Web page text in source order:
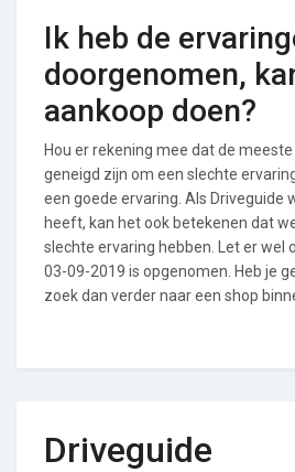
Ik heb de
doorgenomen,
aankoop doen?
Hou er rekening mee dat de
geneigd zijn om een slechte
een goede ervaring. Als Driveguide
heeft, kan het ook betekenen dat
slechte ervaring hebben. Let er wel
03-09-2019 is opgenomen. Heb je
zoek dan verder naar een shop
Driveguide